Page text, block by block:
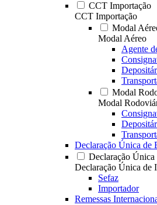
CCT Importação
CCT Importação
Modal
Modal Aéreo
Agente
Modal
Modal
Declaração Única de
Declaração Única
Declaração Única de
Sefaz
Importador
Remessas